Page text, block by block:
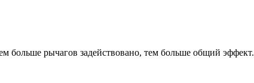
больше рычагов задействовано, тем больше общий эффект.